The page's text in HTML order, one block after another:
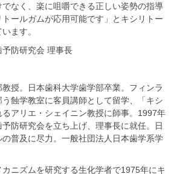
でなく、楽に咀嚼できる正しい姿勢の指導
ールガムが応用可能です」とキシリトー
ます。
防研究会 理事長
授。日本歯科大学歯学部卒業。フィンラ
蝕学教室に客員講師として留学、「キシ
るアリエ・シェイニン教授に師事。1997年
防研究会を立ち上げ、理事長に就任。日
普及に尽力。一般社団法人日本歯学系学
ニズムを研究する生化学者で1975年にキ